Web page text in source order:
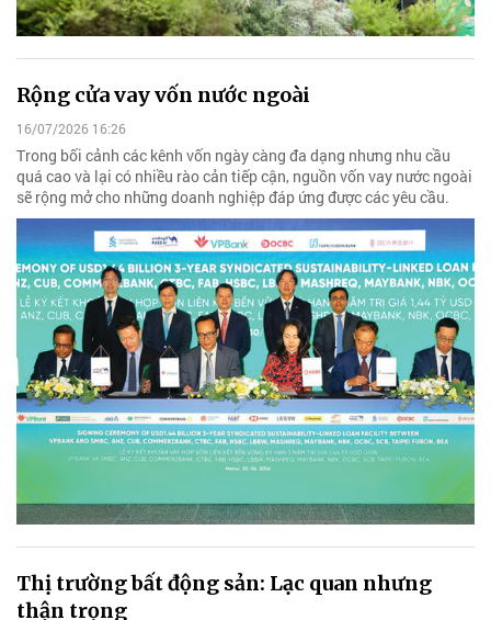
Rộng cửa vay vốn nước ngoài
16/07/2026 16:26
Trong bối cảnh các kênh vốn ngày càng đa dạng nhưng nhu cầu
quá cao và lại có nhiều rào cản tiếp cận, nguồn vốn vay nước ngoài
sẽ rộng mở cho những doanh nghiệp đáp ứng được các yêu cầu.
Thị trường bất động sản: Lạc quan nhưng
thận trọng